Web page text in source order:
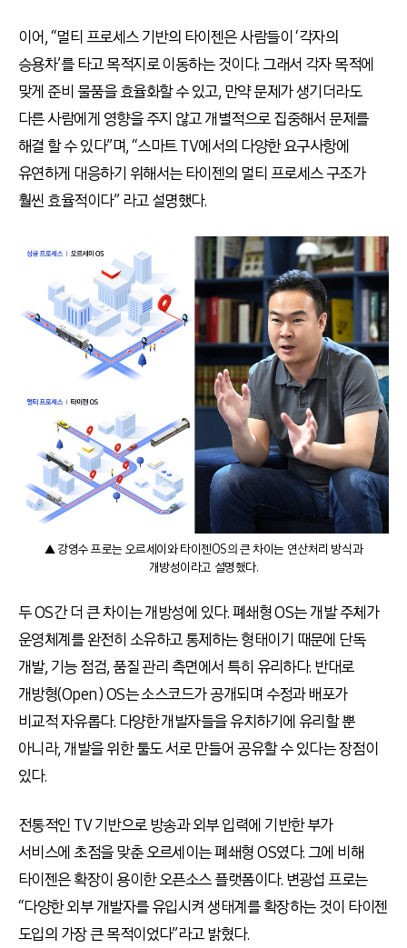
이어, “멀티 프로세스 기반의 타이젠은 사람들이 ‘각자의
승용차’를 타고 목적지로 이동하는 것이다. 그래서 각자 목적에
맞게 준비 물품을 효율화할 수 있고, 만약 문제가 생기더라도
다른 사람에게 영향을 주지 않고 개별적으로 집중해서 문제를
해결 할 수 있다”며, “스마트 TV에서의 다양한 요구사항에
유연하게 대응하기 위해서는 타이젠의 멀티 프로세스 구조가
훨씬 효율적이다” 라고 설명했다.
▲ 강영수 프로는 오르세이와 타이젠OS의 큰 차이는 연산처리 방식과
개방성이라고 설명했다.
두 OS간 더 큰 차이는 개방성에 있다. 폐쇄형 OS는 개발 주체가
운영체계를 완전히 소유하고 통제하는 형태이기 때문에 단독
개발, 기능 점검, 품질 관리 측면에서 특히 유리하다. 반대로
개방형(Open) OS는 소스코드가 공개되며 수정과 배포가
비교적 자유롭다. 다양한 개발자들을 유치하기에 유리할 뿐
아니라, 개발을 위한 툴도 서로 만들어 공유할 수 있다는 장점이
있다.
전통적인 TV 기반으로 방송과 외부 입력에 기반한 부가
서비스에 초점을 맞춘 오르세이는 폐쇄형 OS였다. 그에 비해
타이젠은 확장이 용이한 오픈소스 플랫폼이다. 변광섭 프로는
“다양한 외부 개발자를 유입시켜 생태계를 확장하는 것이 타이젠
도입의 가장 큰 목적이었다”라고 밝혔다.